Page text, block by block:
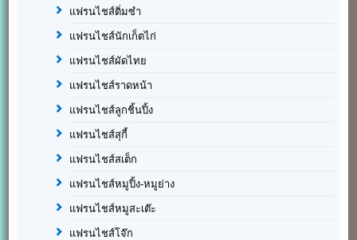
แฟรนไชส์ติ่มซำ
แฟรนไชส์นักเก็ตไก่
แฟรนไชส์ผัดไทย
แฟรนไชส์ราดหน้า
แฟรนไชส์ลูกชิ้นปิ้ง
แฟรนไชส์สุกี้
แฟรนไชส์สเต็ก
แฟรนไชส์หมูปิ้ง-หมูย่าง
แฟรนไชส์หมูสะเต๊ะ
แฟรนไชส์โจ๊ก